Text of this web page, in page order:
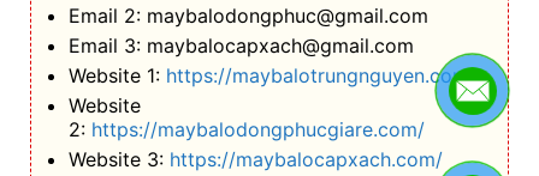
Email 2: maybalodongphuc@gmail.com
Email 3: maybalocapxach@gmail.com
Website 1: https://maybalotrungnguyen.com/
Website
2: https://maybalodongphucgiare.com/
Website 3: https://maybalocapxach.com/